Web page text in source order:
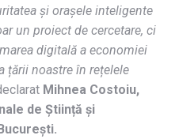
și orașele inteligente
un proiect de cercetare, ci
digitală a economiei
țării noastre în rețelele
Mihnea Costoiu,
de Știință și